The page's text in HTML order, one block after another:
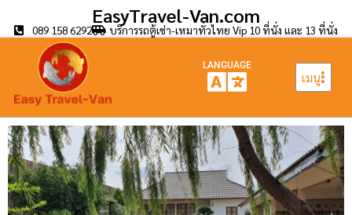
EasyTravel-Van.com
089 158 6292 บริการรถตู้เช่า-เหมาทั่วไทย Vip 10 ที่นั่ง และ 13 ที่นั่ง
เมนู
LANGUAGE